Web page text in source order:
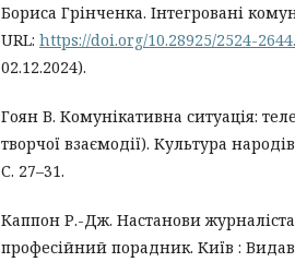
Бориса Грінченка. Інтегровані
URL: https://doi.org/10.28925/2524-
02.12.2024).
Гоян В. Комунікативна ситуація:
творчої взаємодії). Культура
С. 27–31.
Каппон Р.-Дж. Настанови
професійний порадник. Київ :